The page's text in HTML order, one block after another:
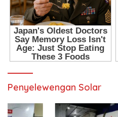
Penyelewengan Solar